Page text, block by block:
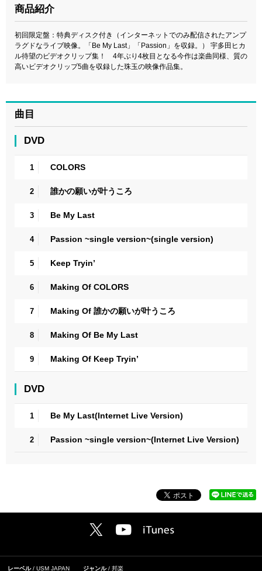
商品紹介
初回限定盤：特典ディスク付き（インターネットでのみ配信されたアンプ
ラグドなライブ映像。「Be My Last」「Passion」を収録。） 宇多田ヒカ
ル待望のビデオクリップ集！ 4年ぶり4枚目となる今作は楽曲同様、質の
高いビデオクリップ5曲を収録した珠玉の映像作品集。
曲目
DVD
1 COLORS
2 誰かの願いが叶うころ
3 Be My Last
4 Passion ~single version~(single version)
5 Keep Tryin’
6 Making Of COLORS
7 Making Of 誰かの願いが叶うころ
8 Making Of Be My Last
9 Making Of Keep Tryin’
DVD
1 Be My Last(Internet Live Version)
2 Passion ~single version~(Internet Live Version)
レーベル USM JAPAN ジャンル 邦楽